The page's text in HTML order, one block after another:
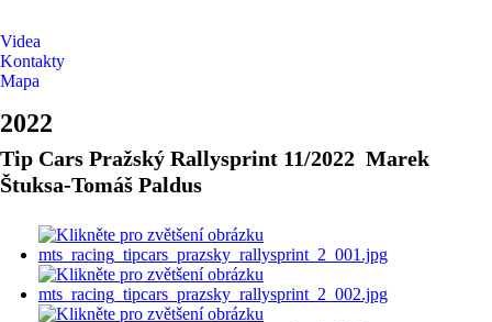
Videa
Kontakty
Mapa
2022
Tip Cars Pražský Rallysprint 11/2022 Marek
Štuksa-Tomáš Paldus